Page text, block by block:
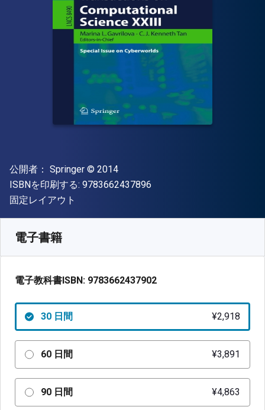
出版社
公開者： Springer 著作権
© 2014
ISBNを印刷する: 9783662437896
形式
固定レイアウト
電子書籍
電子教科書ISBN: 9783662437902
30 日間 ¥2,918
60 日間 ¥3,891
90 日間 ¥4,863